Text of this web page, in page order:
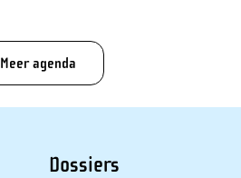
Meer agenda
Dossiers